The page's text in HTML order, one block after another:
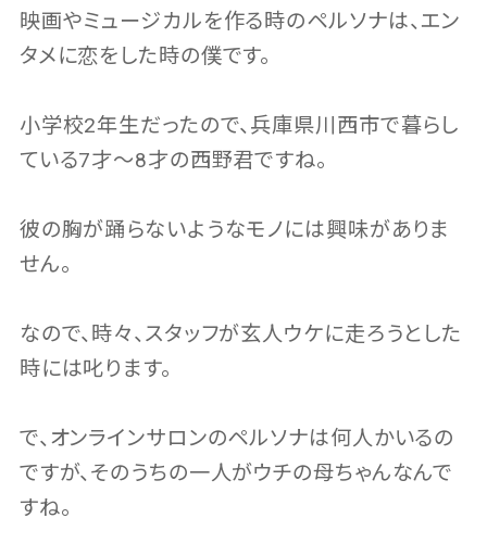
映画やミュージカルを作る時のペルソナは、エン
タメに恋をした時の僕です。
小学校2年生だったので、兵庫県川西市で暮らし
ている7才～8才の西野君ですね。
彼の胸が踊らないようなモノには興味がありま
せん。
なので、時々、スタッフが玄人ウケに走ろうとした
時には叱ります。
で、オンラインサロンのペルソナは何人かいるの
ですが、そのうちの一人がウチの母ちゃんなんで
すね。